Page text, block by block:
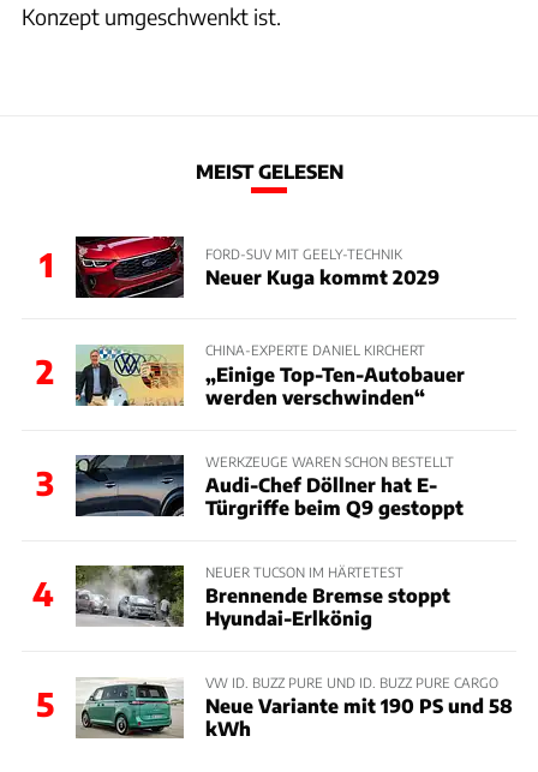
Konzept umgeschwenkt ist.
MEIST GELESEN
1 FORD-SUV MIT GEELY-TECHNIK
Neuer Kuga kommt 2029
2
CHINA-EXPERTE DANIEL KIRCHERT
„Einige Top-Ten-Autobauer
werden verschwinden“
3
WERKZEUGE WAREN SCHON BESTELLT
Audi-Chef Döllner hat E-
Türgriffe beim Q9 gestoppt
4
NEUER TUCSON IM HÄRTETEST
Brennende Bremse stoppt
Hyundai-Erlkönig
5
VW ID. BUZZ PURE UND ID. BUZZ PURE CARGO
Neue Variante mit 190 PS und 58
kWh